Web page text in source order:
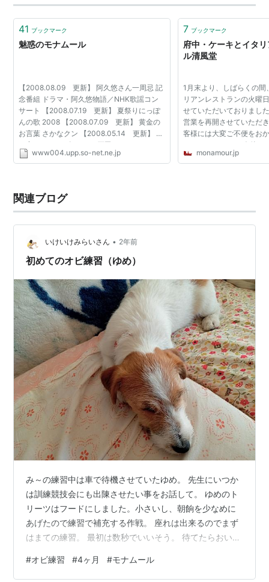
つ、今はフリスビーを楽しんでいるそうです。 世間は狭
いなぁ。 4匹で写真を撮…
41 ブックマーク
魅惑のモナムール
【2008.08.09 更新】 阿久悠さん一周忌 記
念番組 ドラマ・阿久悠物語／NHK歌謡コン
サート 【2008.07.19 更新】 夏祭りにっぽ
んの歌 2008 【2008.07.09 更新】 黄金の
お言葉 さかなクン 【2008.05.14 更新】 同
じ穴のムジナ ピーター×石田ゆり
【2008.05.02 更新】 おしゃれ手帖 魅惑の
www004.upp.so-net.ne.jp
7 ブックマーク
府中・ケーキとイタ
ル清風堂
1月末より、しばらくの
リアンレストランの火曜
せていただいておりまし
営業を再開させていただ
客様には大変ご不便をお
いませんでした。 今後
申し上げます。 何かご不
monamour.jp
関連ブログ
いけいけみらいさん • 2年前
初めてのオビ練習（ゆめ）
み～の練習中は車で待機させていたゆめ。 先生にいつか
は訓練競技会にも出陳させたい事をお話して。 ゆめのト
リーツはフードにしました。小さいし、朝餉を少なめに
あげたので練習で補充する作戦。 座れは出来るのでまず
はまての練習。 最初は数秒でいいそう。 待てたらおいで
ッカー）しておやつ。 次は脚側に入れるための練習。 手
#オビ練習 #4ヶ月 #モナムール